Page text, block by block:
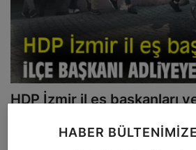
HABER
HDP İzmir il eş başkanları